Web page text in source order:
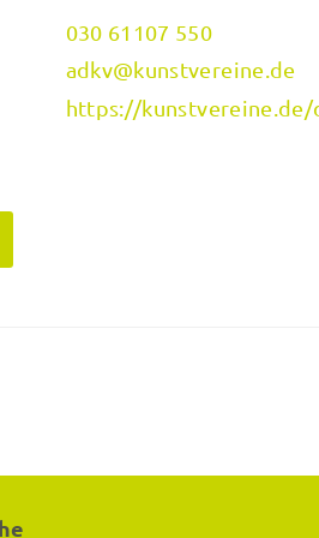
030 61107 550
adkv@kunstvereine.de
https://kunstvereine.de/